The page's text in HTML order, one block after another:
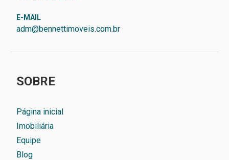
E-MAIL
adm@bennettimoveis.com.br
SOBRE
Página inicial
Imobiliária
Equipe
Blog